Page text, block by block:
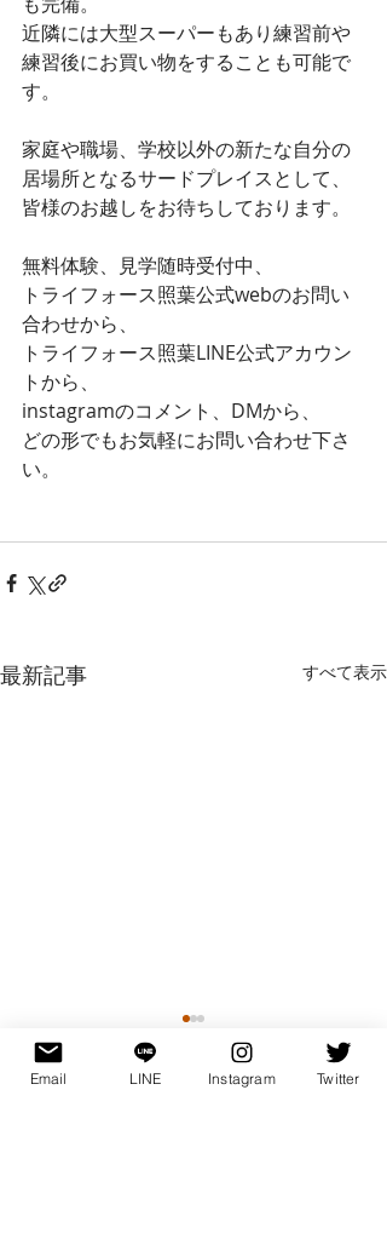
近隣には大型スーパーもあり練習前や
練習後にお買い物をすることも可能で
す。
家庭や職場、学校以外の新たな自分の
居場所となるサードプレイスとして、
皆様のお越しをお待ちしております。
無料体験、見学随時受付中、
トライフォース照葉公式webのお問い
合わせから、
トライフォース照葉LINE公式アカウン
トから、
instagramのコメント、DMから、
どの形でもお気軽にお問い合わせ下さ
い。
最新記事 すべて表示
Email LINE Instagram Twitter